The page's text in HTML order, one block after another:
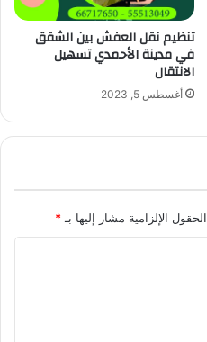
تنظيم نقل العفش بين الشقق
في مدينة الأحمدي تسهيل
الانتقال
أغسطس 5, 2023
الحقول الإلزامية مشار إليها بـ*